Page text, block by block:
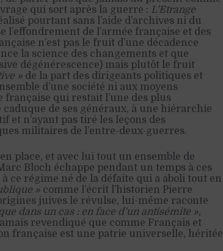
qui sort après la guerre : L’Etrange
pourtant sans l’aide d’archives ni du
de l’armée française et des
n’est pas le fruit d’une décadence
la science des changements et que
dégénérescence) mais plutôt le fruit
» de la part des dirigeants politiques et
d’une société ni aux moyens
française qui restait l’une des plus
caduque de ses généraux, à une hiérarchie
et n’ayant pas tiré les leçons des
militaires de l’entre-deux-guerres.
place, et avec lui tout un ensemble de
Bloch échappe pendant un temps à ces
ce régime né de la défaite qui a aboli tout en
» comme l’écrit l’historien Pierre
juives le révulse, lui-même raconte
dans un cas : en face d’un antisémite »,
revendiqué que comme Français et
française est une patrie universelle, héritée